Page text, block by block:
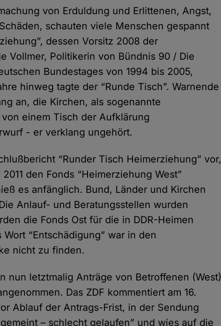
von Erduldung und Erlittenen, Angst,
schauten viele Menschen gespannt
dessen Vorsitz 2008 der
Vollmer, Politikerin von Bündnis 90 / Die
Bundestages von 1994 bis 2005,
hinweg tagte der “Runde Tisch”. Warnende
an, die Kirchen, als sogenannte
einem Tisch der Aufklärung
- er verklang ungehört.
“Runder Tisch Heimerziehung” vor,
den Fonds “Heimerziehung West”
es anfänglich. Bund, Länder und Kirchen
Anlauf- und Beratungsstellen wurden
die Fonds Ost für die in DDR-Heimen
“Entschädigung” war in den
nicht zu finden.
nun letztmalig Anträge von Betroffenen (West)
Das ZDF kommentiert am 16.
Ablauf der Antrags-Frist, in der Sendung
– schlecht gelaufen” und wies auf die